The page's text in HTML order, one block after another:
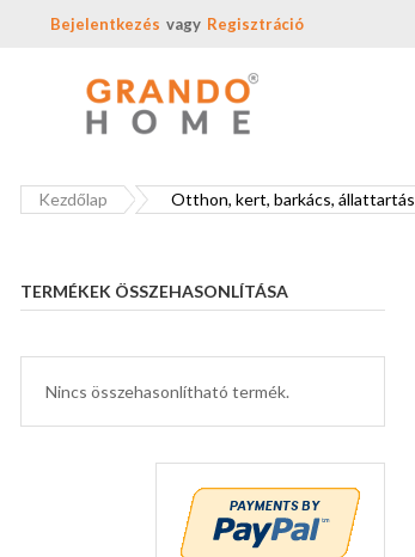
Bejelentkezés Regisztráció
Kezdőlap Otthon, kert, barkács, állattartás
TERMÉKEK ÖSSZEHASONLÍTÁSA
Nincs összehasonlítható termék.